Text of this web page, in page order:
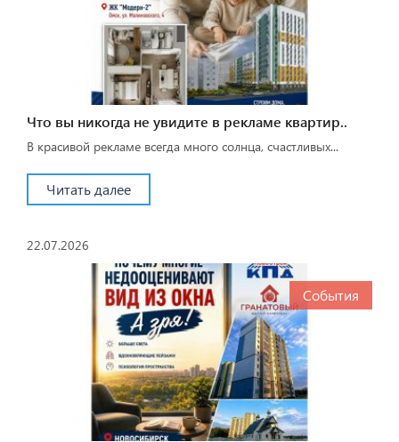
Что вы никогда не увидите в рекламе квартир..
В красивой рекламе всегда много солнца, счастливых...
Читать далее
22.07.2026
События